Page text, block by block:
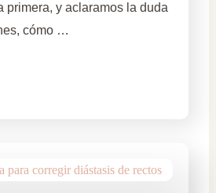
primera, y aclaramos la duda
cómo …